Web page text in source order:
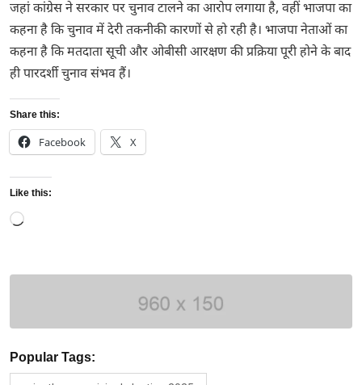
जहां कांग्रेस ने सरकार पर चुनाव टालने का आरोप लगाया है, वहीं भाजपा का
कहना है कि चुनाव में देरी तकनीकी कारणों से हो रही है। भाजपा नेताओं का
कहना है कि मतदाता सूची और ओबीसी आरक्षण की प्रक्रिया पूरी होने के बाद
ही पारदर्शी चुनाव संभव हैं।
Share this:
Facebook X
Like this:
Loading…
Popular Tags: